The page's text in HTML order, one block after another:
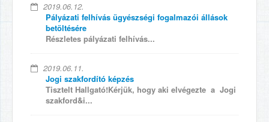
2019.06.12.
Pályázati felhívás ügyészségi fogalmazói állások
betöltésére
Részletes pályázati felhívás...
2019.06.11.
Jogi szakfordító képzés
Tisztelt Hallgató!Kérjük, hogy aki elvégezte a Jogi
szakford&i...